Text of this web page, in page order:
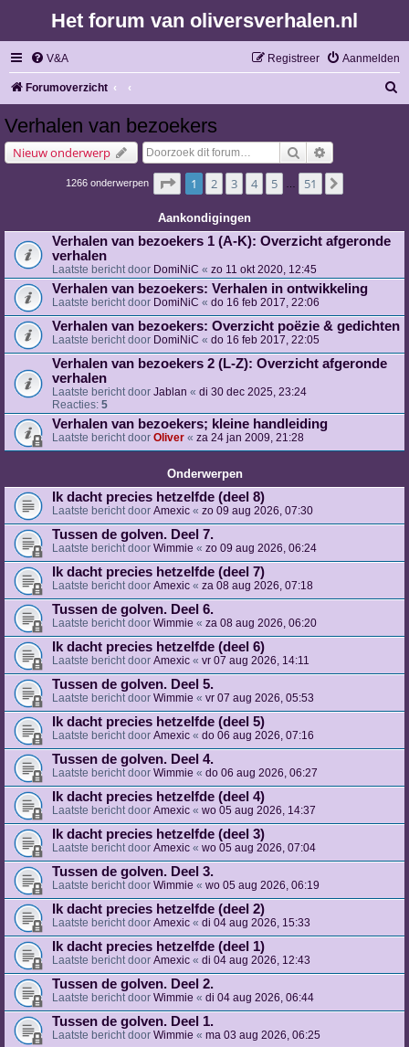
Het forum van oliversverhalen.nl
V&A Aanmelden
Registreer
Forumoverzicht
Verhalen van bezoekers
Nieuw onderwerp Zoek
1266 onderwerpen Pagina1 van 51
1 2 3 4 5 51
Aankondigingen
Verhalen van bezoekers 1 (A-K): Overzicht afgeronde
verhalen
Laatste bericht door DomiNiC « zo 11 okt 2020, 12:45
Verhalen van bezoekers: Verhalen in ontwikkeling
Laatste bericht door DomiNiC « do 16 feb 2017, 22:06
Verhalen van bezoekers: Overzicht poëzie & gedichten
Laatste bericht door DomiNiC « do 16 feb 2017, 22:05
Verhalen van bezoekers 2 (L-Z): Overzicht afgeronde
verhalen
Laatste bericht door Jablan « di 30 dec 2025, 23:24
Reacties: 5
Verhalen van bezoekers; kleine handleiding
Laatste bericht door Oliver « za 24 jan 2009, 21:28
Onderwerpen
Ik dacht precies hetzelfde (deel 8)
Laatste bericht door Amexic « zo 09 aug 2026, 07:30
Tussen de golven. Deel 7.
Laatste bericht door Wimmie « zo 09 aug 2026, 06:24
Ik dacht precies hetzelfde (deel 7)
Laatste bericht door Amexic « za 08 aug 2026, 07:18
Tussen de golven. Deel 6.
Laatste bericht door Wimmie « za 08 aug 2026, 06:20
Ik dacht precies hetzelfde (deel 6)
Laatste bericht door Amexic « vr 07 aug 2026, 14:11
Tussen de golven. Deel 5.
Laatste bericht door Wimmie « vr 07 aug 2026, 05:53
Ik dacht precies hetzelfde (deel 5)
Laatste bericht door Amexic « do 06 aug 2026, 07:16
Tussen de golven. Deel 4.
Laatste bericht door Wimmie « do 06 aug 2026, 06:27
Ik dacht precies hetzelfde (deel 4)
Laatste bericht door Amexic « wo 05 aug 2026, 14:37
Ik dacht precies hetzelfde (deel 3)
Laatste bericht door Amexic « wo 05 aug 2026, 07:04
Tussen de golven. Deel 3.
Laatste bericht door Wimmie « wo 05 aug 2026, 06:19
Ik dacht precies hetzelfde (deel 2)
Laatste bericht door Amexic « di 04 aug 2026, 15:33
Ik dacht precies hetzelfde (deel 1)
Laatste bericht door Amexic « di 04 aug 2026, 12:43
Tussen de golven. Deel 2.
Laatste bericht door Wimmie « di 04 aug 2026, 06:44
Tussen de golven. Deel 1.
Laatste bericht door Wimmie « ma 03 aug 2026, 06:25